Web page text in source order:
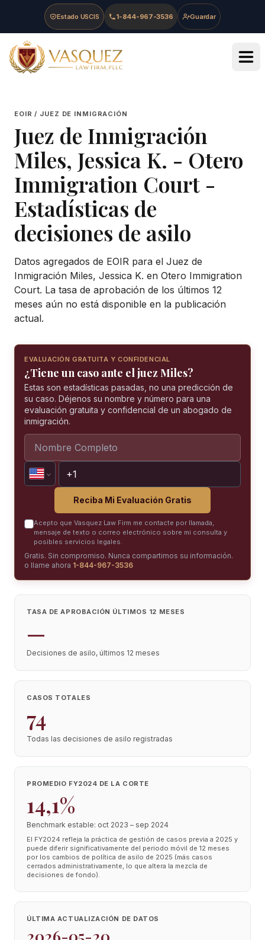
Skip to main content
Skip to navigation
Skip to footer
Estado USCIS 1-844-967-3536 Guardar
Vasquez Law Firm - Home
EOIR / JUEZ DE INMIGRACIÓN
Juez de Inmigración
Miles, Jessica K. - Otero
Immigration Court -
Estadísticas de
decisiones de asilo
Datos agregados de EOIR para el Juez de
Inmigración Miles, Jessica K. en Otero Immigration
Court. La tasa de aprobación de los últimos 12
meses aún no está disponible en la publicación
actual.
EVALUACIÓN GRATUITA Y CONFIDENCIAL
¿Tiene un caso ante el juez Miles?
Estas son estadísticas pasadas, no una predicción de
su caso. Déjenos su nombre y número para una
evaluación gratuita y confidencial de un abogado de
inmigración.
Reciba Mi Evaluación Gratis
Acepto que Vasquez Law Firm me contacte por llamada,
mensaje de texto o correo electrónico sobre mi consulta y
posibles servicios legales.
Gratis. Sin compromiso. Nunca compartimos su información.
o llame ahora 1-844-967-3536
TASA DE APROBACIÓN ÚLTIMOS 12 MESES
—
Decisiones de asilo, últimos 12 meses
CASOS TOTALES
74
Todas las decisiones de asilo registradas
PROMEDIO FY2024 DE LA CORTE
14,1%
Benchmark estable: oct 2023 – sep 2024
El FY2024 refleja la práctica de gestión de casos previa a 2025 y
puede diferir significativamente del periodo móvil de 12 meses
por los cambios de política de asilo de 2025 (más casos
cerrados administrativamente, lo que altera la mezcla de
decisiones de fondo).
ÚLTIMA ACTUALIZACIÓN DE DATOS